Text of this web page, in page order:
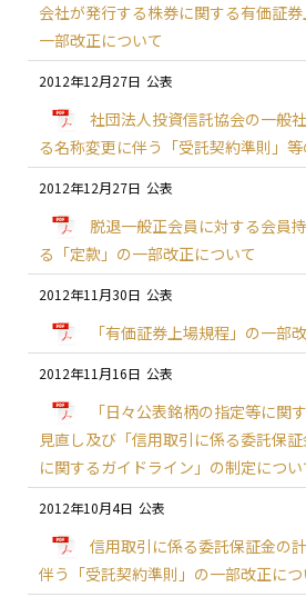
会社が発行する株券に関する有価証
一部改正について
2012年12月27日
社団法人投資信託協会の一般
る名称変更に伴う「受託契約準則」
2012年12月27日
脱退一般正会員に対する会員
る「定款」の一部改正について
2012年11月30日
「有価証券上場規程」の一部
2012年11月16日
「日々公表銘柄の指定等に関
見直し及び「信用取引に係る委託保
に関するガイドライン」の制定につい
2012年10月4日
信用取引に係る委託保証金の
伴う「受託契約準則」の一部改正につ